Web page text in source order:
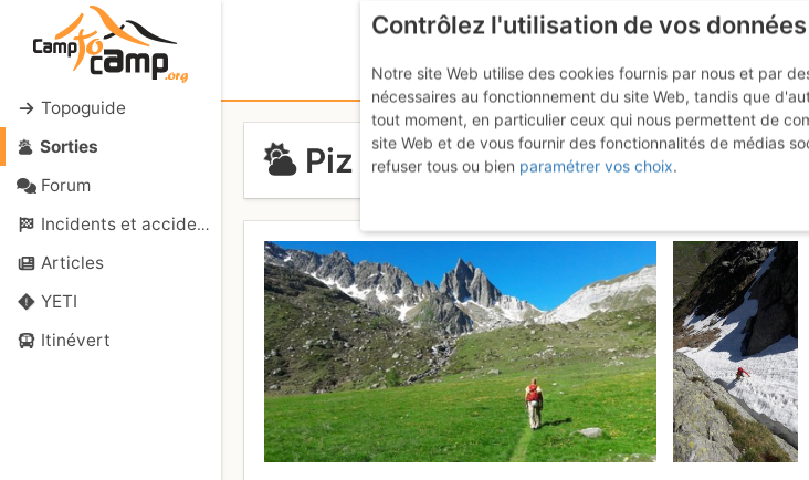
Topoguide
Sorties
Forum
Incidents et accidents
Articles
YETI
Itinévert
Piz Prevat : Per lo Spigolo NE
Contrôlez l'utilisation de vos
Notre site Web utilise des cookies fournis par nous et par
nécessaires au fonctionnement du site Web, tandis que
tout moment, en particulier ceux qui nous permettent de
site Web et de vous fournir des fonctionnalités de médias
refuser tous ou bien paramétrer vos choix.